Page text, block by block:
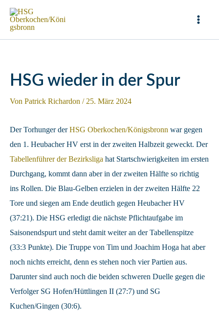
Zum
Inhalt
HSG wieder in der Spur
Von Patrick Richardon / 25. März 2024
Der Torhunger derHSG Oberkochen/Königsbronn war gegen
den 1. Heubacher HV erst in der zweiten Halbzeit geweckt. Der
Tabellenführer der Bezirksliga hat Startschwierigkeiten im ersten
Durchgang, kommt dann aber in der zweiten Hälfte so richtig
ins Rollen. Die Blau-Gelben erzielen in der zweiten Hälfte 22
Tore und siegen am Ende deutlich gegen Heubacher HV
(37:21). Die HSG erledigt die nächste Pflichtaufgabe im
Saisonendspurt und steht damit weiter an der Tabellenspitze
(33:3 Punkte). Die Truppe von Tim und Joachim Hoga hat aber
noch nichts erreicht, denn es stehen noch vier Partien aus.
Darunter sind auch noch die beiden schweren Duelle gegen die
Verfolger SG Hofen/Hüttlingen II (27:7) und SG
Kuchen/Gingen (30:6).